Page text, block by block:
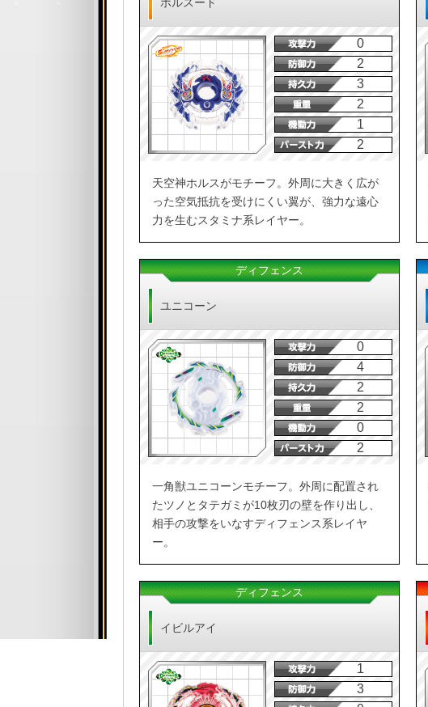
0
2
3
2
1
2
天空神ホルスがモチーフ。外周に大きく広が
った空気抵抗を受けにくい翼が、強力な遠心
力を生むスタミナ系レイヤー。
ディフェンス
ユニコーン
0
4
2
2
0
2
一角獣ユニコーンモチーフ。外周に配置され
たツノとタテガミが10枚刃の壁を作り出し、
相手の攻撃をいなすディフェンス系レイヤ
ー。
ディフェンス
イビルアイ
1
3